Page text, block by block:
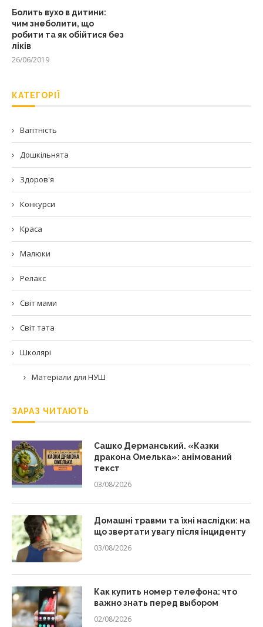
Болить вухо в дитини:
чим знеболити, що
робити та як обійтися без
ліків
26/06/2019
КАТЕГОРІЇ
Вагітність
Дошкільнята
Здоров'я
Конкурси
Краса
Малюки
Релакс
Світ мами
Світ тата
Школярі
Матеріали для НУШ
ЗАРАЗ ЧИТАЮТЬ
Сашко Дерманський. «Казки
дракона Омелька»: анімований
текст
03/08/2026
Домашні травми та їхні наслідки: на
що звертати увагу після інциденту
03/08/2026
Как купить номер телефона: что
важно знать перед выбором
02/08/2026